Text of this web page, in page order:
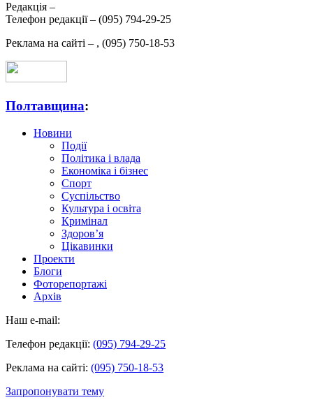
Редакція –
Телефон редакції – (095) 794-29-25
Реклама на сайті – , (095) 750-18-53
Полтавщина:
Новини
Події
Політика і влада
Економіка і бізнес
Спорт
Суспільство
Культура і освіта
Кримінал
Здоров’я
Цікавинки
Проекти
Блоги
Фоторепортажі
Архів
Наш e-mail:
Телефон редакції: (095) 794-29-25
Реклама на сайті: (095) 750-18-53
Запропонувати тему